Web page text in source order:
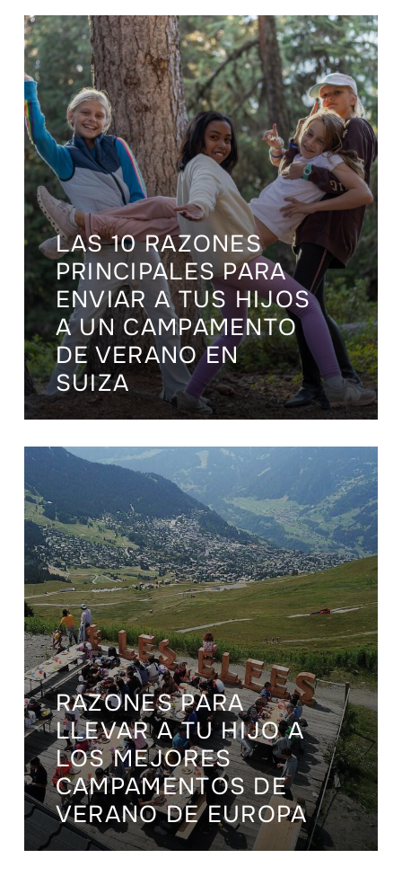
LAS 10 RAZONES
PRINCIPALES PARA
ENVIAR A TUS HIJOS
A UN CAMPAMENTO
DE VERANO EN
SUIZA
RAZONES PARA
LLEVAR A TU HIJO A
LOS MEJORES
CAMPAMENTOS DE
VERANO DE EUROPA